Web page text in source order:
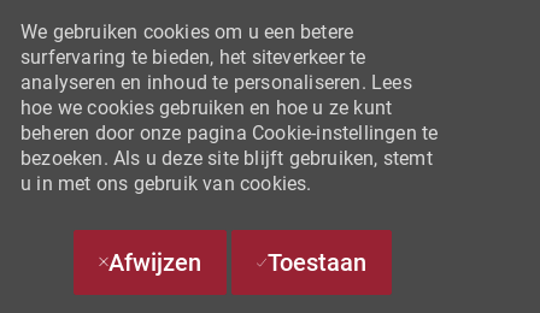
We gebruiken cookies om u een betere
surfervaring te bieden, het siteverkeer te
analyseren en inhoud te personaliseren. Lees
hoe we cookies gebruiken en hoe u ze kunt
beheren door onze pagina Cookie-instellingen te
bezoeken. Als u deze site blijft gebruiken, stemt
u in met ons gebruik van cookies.
Afwijzen Toestaan